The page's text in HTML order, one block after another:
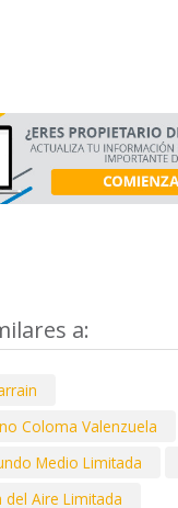
a:
Coloma Valenzuela
Medio Limitada
del Aire Limitada